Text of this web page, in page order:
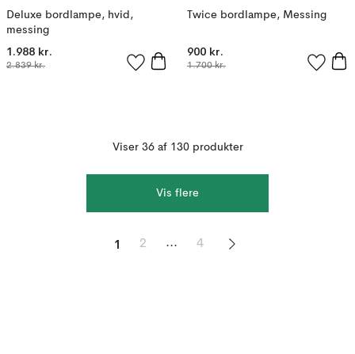
Deluxe bordlampe, hvid,
messing
1.988 kr.
2.839 kr.
Twice bordlampe, Messing
900 kr.
1.700 kr.
Viser 36 af 130 produkter
Vis flere
1 2 ... 4